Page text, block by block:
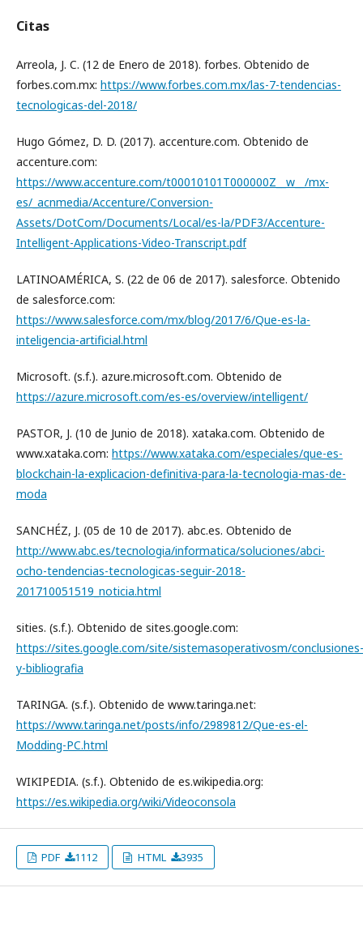
Citas
Arreola, J. C. (12 de Enero de 2018). forbes. Obtenido de
forbes.com.mx: https://www.forbes.com.mx/las-7-tendencias-
tecnologicas-del-2018/
Hugo Gómez, D. D. (2017). accenture.com. Obtenido de
accenture.com:
https://www.accenture.com/t00010101T000000Z__w__/mx-
es/_acnmedia/Accenture/Conversion-
Assets/DotCom/Documents/Local/es-la/PDF3/Accenture-
Intelligent-Applications-Video-Transcript.pdf
LATINOAMÉRICA, S. (22 de 06 de 2017). salesforce. Obtenido
de salesforce.com:
https://www.salesforce.com/mx/blog/2017/6/Que-es-la-
inteligencia-artificial.html
Microsoft. (s.f.). azure.microsoft.com. Obtenido de
https://azure.microsoft.com/es-es/overview/intelligent/
PASTOR, J. (10 de Junio de 2018). xataka.com. Obtenido de
www.xataka.com: https://www.xataka.com/especiales/que-es-
blockchain-la-explicacion-definitiva-para-la-tecnologia-mas-de-
moda
SANCHÉZ, J. (05 de 10 de 2017). abc.es. Obtenido de
http://www.abc.es/tecnologia/informatica/soluciones/abci-
ocho-tendencias-tecnologicas-seguir-2018-
201710051519_noticia.html
sities. (s.f.). Obtenido de sites.google.com:
https://sites.google.com/site/sistemasoperativosm/conclusiones-
y-bibliografia
TARINGA. (s.f.). Obtenido de www.taringa.net:
https://www.taringa.net/posts/info/2989812/Que-es-el-
Modding-PC.html
WIKIPEDIA. (s.f.). Obtenido de es.wikipedia.org:
https://es.wikipedia.org/wiki/Videoconsola
PDF 1112 HTML 3935